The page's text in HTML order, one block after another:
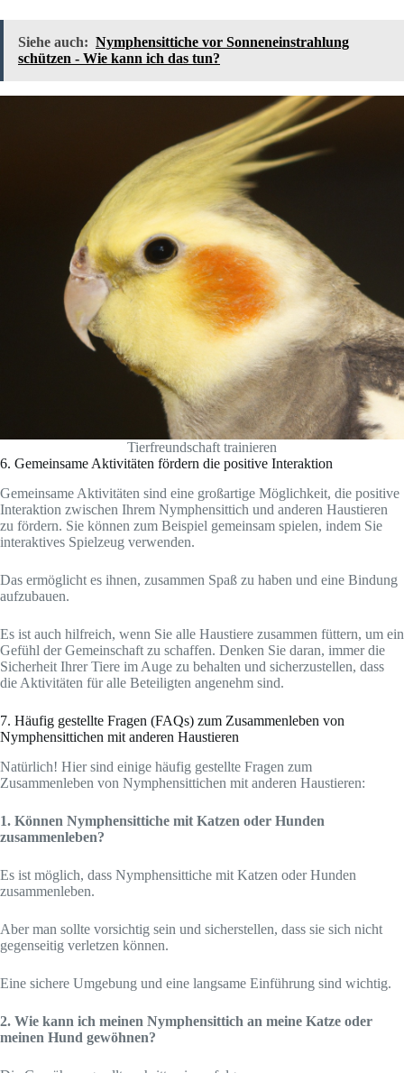
Siehe auch: Nymphensittiche vor Sonneneinstrahlung
schützen - Wie kann ich das tun?
Tierfreundschaft trainieren
6. Gemeinsame Aktivitäten fördern die positive Interaktion
Gemeinsame Aktivitäten sind eine großartige Möglichkeit, die positive
Interaktion zwischen Ihrem Nymphensittich und anderen Haustieren
zu fördern. Sie können zum Beispiel gemeinsam spielen, indem Sie
interaktives Spielzeug verwenden.
Das ermöglicht es ihnen, zusammen Spaß zu haben und eine Bindung
aufzubauen.
Es ist auch hilfreich, wenn Sie alle Haustiere zusammen füttern, um ein
Gefühl der Gemeinschaft zu schaffen. Denken Sie daran, immer die
Sicherheit Ihrer Tiere im Auge zu behalten und sicherzustellen, dass
die Aktivitäten für alle Beteiligten angenehm sind.
7. Häufig gestellte Fragen (FAQs) zum Zusammenleben von
Nymphensittichen mit anderen Haustieren
Natürlich! Hier sind einige häufig gestellte Fragen zum
Zusammenleben von Nymphensittichen mit anderen Haustieren:
1. Können Nymphensittiche mit Katzen oder Hunden
zusammenleben?
Es ist möglich, dass Nymphensittiche mit Katzen oder Hunden
zusammenleben.
Aber man sollte vorsichtig sein und sicherstellen, dass sie sich nicht
gegenseitig verletzen können.
Eine sichere Umgebung und eine langsame Einführung sind wichtig.
2. Wie kann ich meinen Nymphensittich an meine Katze oder
meinen Hund gewöhnen?